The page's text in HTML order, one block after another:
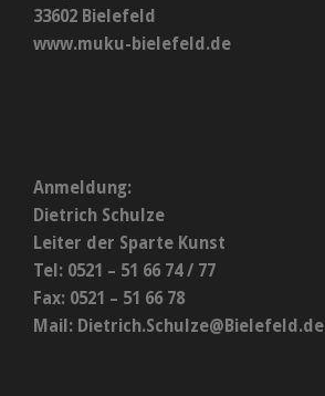
33602 Bielefeld
www.muku-bielefeld.de
Anmeldung:
Dietrich Schulze
Leiter der Sparte Kunst
Tel: 0521 – 51 66 74 / 77
Fax: 0521 – 51 66 78
Mail: Dietrich.Schulze@Bielefeld.de